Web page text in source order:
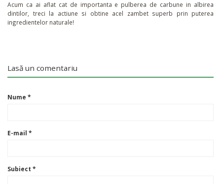
Acum ca ai aflat cat de importanta e pulberea de carbune in albirea
dintilor, treci la actiune si obtine acel zambet superb prin puterea
ingredientelor naturale!
Lasă un comentariu
Nume *
E-mail *
Subiect *